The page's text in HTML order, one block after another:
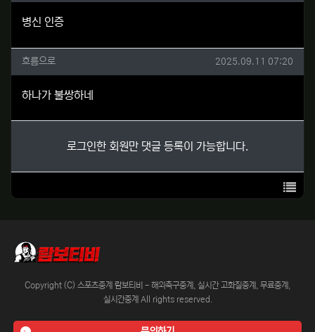
병신 인증
흐름으로님의 댓글
흐름으로 작성일
2025.09.11 07:20
하나가 불쌍하네
로그인한 회원만 댓글 등록이 가능합니다.
목록
Copyright (C) 스포츠중계 람보티비 - 해외축구중계, 실시간 고화질중계, 무료중계,
실시간중계 All rights reserved.